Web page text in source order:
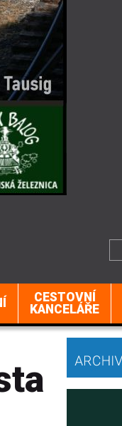
CESTOVNÍ
KANCELÁŘE